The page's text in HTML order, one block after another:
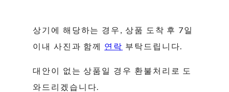
상기에 해당하는 경우, 상품 도착 후 7일
이내 사진과 함께 연락 부탁드립니다.
대안이 없는 상품일 경우 환불처리로 도
와드리겠습니다.